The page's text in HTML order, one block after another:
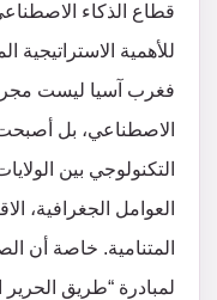
قطاع الذكاء
للأهمية الاستراتيجية
فغرب آسيا ليست
الاصطناعي، بل
التكنولوجي بين
العوامل الجغرافية،
المتنامية. خاصة أن
لمبادرة “طريق